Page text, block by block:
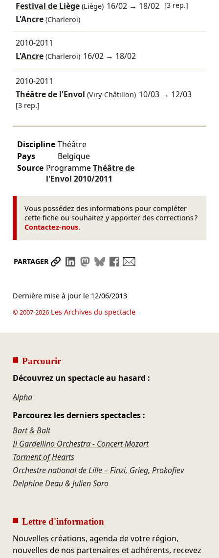
Festival de Liège(Liège) 16/02 → 18/02 [3 rep.]
L'Ancre (Charleroi)
2010-2011
L'Ancre(Charleroi) 16/02 → 18/02
2010-2011
Théâtre de l'Envol (Viry-Châtillon) 10/03 → 12/03
[3 rep.]
Discipline Théâtre
Pays
Belgique
Source ProgrammeThéâtre de
l'Envol 2010/2011
Vous possédez des informations pour compléter
cette fiche ou souhaitez y apporter des corrections ?
Contactez-nous.
PARTAGER Partager le lien
Partager sur LinkedIn
Partager sur Mastodon
Partager sur Bluesky
Partager sur Facebook
Dernière mise à jour le 12/06/2013
© 2007-2026Les Archives du spectacle
Parcourir
Découvrez un spectacle au hasard :
Alpha
Parcourez les derniers spectacles :
Bart & Balt
Il Gardellino Orchestra - Concert Mozart
Torment of Hearts
Orchestre national de Lille – Finzi, Grieg, Prokofiev
Delphine Deau & Julien Soro
Lettre d'information
Nouvelles créations, agenda de votre région,
nouvelles de nos partenaires et adhérents, recevez